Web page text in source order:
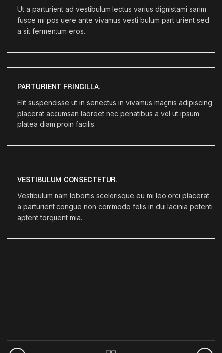
Ut a parturient ad vestibulum lectus varius dignistami sarim
fusce mi pos uere ante vivamus vesti bulum part urient sed
a sit fermentum eros.
PARTURIENT FRINGILLA.
Elit suspendisse ut in senectus in vivamus magnis adipiscing
placerat accumsan laoreet nec penatibus a vel ut ipsum
platea diam proin facilis.
VESTIBULUM CONSECTETUR.
Vestibulum nam lobortis scelerisque eu mi leo orci placerat
a parturient congue non commodo felis in dui lacinia potenti
aptent torquent mia.